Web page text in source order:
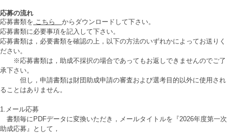
応募の流れ
応募書類を こちら からダウンロードして下さい。
応募書類に必要事項を記入して下さい。
応募書類は，必要書類を確認の上，以下の方法のいずれかによってお送りく
ださい。
※応募書類は，助成不採択の場合であってもお返しできませんのでご了
承下さい。
但し，申請書類は財団助成申請の審査および選考目的以外に使用され
ることはありません。
1.メール応募
書類毎にPDFデータに変換いただき，メールタイトルを『2026年度第一次
助成応募』として，